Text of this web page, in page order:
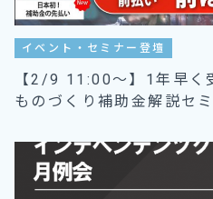
イベント・セミナー登壇
【2/9 11:00〜】1年早く
ものづくり補助金解説セ